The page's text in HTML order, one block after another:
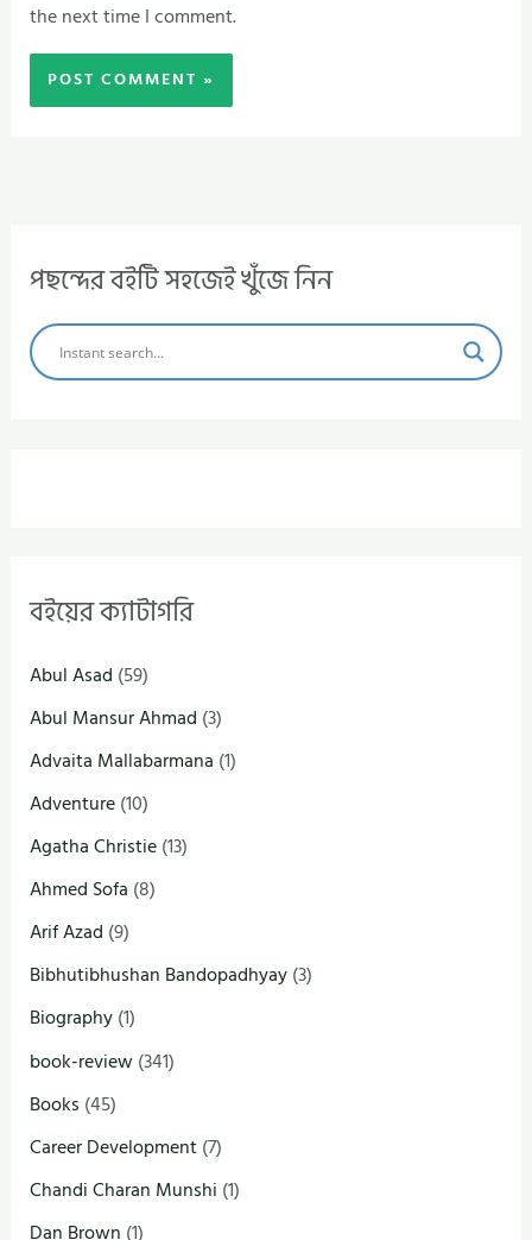
the next time I comment.
পছন্দের বইটি সহজেই খুঁজে নিন
বইয়ের ক্যাটাগরি
Abul Asad (59)
Abul Mansur Ahmad (3)
Advaita Mallabarmana (1)
Adventure(10)
Agatha Christie(13)
Ahmed Sofa (8)
Arif Azad (9)
Bibhutibhushan Bandopadhyay(3)
Biography(1)
book-review(341)
Books (45)
Career Development(7)
Chandi Charan Munshi (1)
Dan Brown (1)